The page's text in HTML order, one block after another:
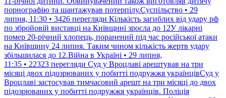
порнографію та шантажував потерпілу.Суспільство • 29
липня, 11:30 • 3426 перегляди Кількість загиблих від удару рф
по збройовій виставці на Київщині зросла до 12У лікарні
помер 20-річний хлопець, поранений під час російської атаки
на Київщину 24 липня. Таким чином кількість жертв удару
збільшилася до 12.Війна в Україні • 29 липня,
11:35 • 22323 перегляди Суд у Вроцлаві арештував на три
місяці двох підозрюваних у побитті подружжя українцівСуд у
Вроцлаві застосував тимчасовий арешт на три місяці до двох
підозрюваних у побитті подружжя українців. Поліція